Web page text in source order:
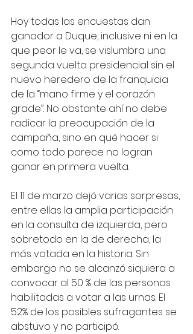
Hoy todas las encuestas dan
ganador a Duque, inclusive ni en la
que peor le va, se vislumbra una
segunda vuelta presidencial sin el
nuevo heredero de la franquicia
de la “mano firme y el corazón
grade”. No obstante ahí no debe
radicar la preocupación de la
campaña, sino en qué hacer si
como todo parece no logran
ganar en primera vuelta.
El 11 de marzo dejó varias sorpresas,
entre ellas la amplia participación
en la consulta de izquierda, pero
sobretodo en la de derecha, la
más votada en la historia. Sin
embargo no se alcanzó siquiera a
convocar al 50 % de las personas
habilitadas a votar a las urnas. El
52% de los posibles sufragantes se
abstuvo y no participó.